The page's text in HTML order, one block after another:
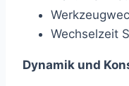
Wechselzeit
Dynamik und